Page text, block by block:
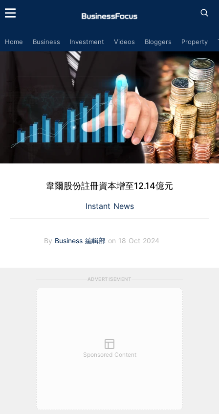
Home Business Investment Videos Bloggers Property
韋爾股份註冊資本增至12.14億元
Instant News
By Business 編輯部 on 18 Oct 2024
ADVERTISEMENT
Sponsored Content